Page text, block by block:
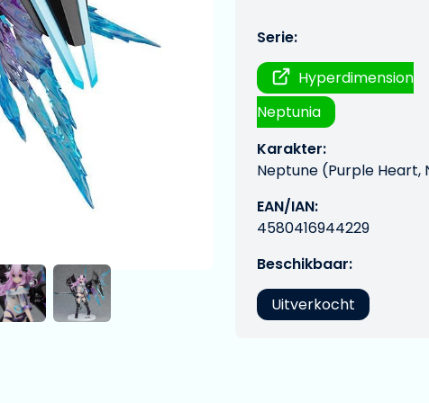
Serie:
Hyperdimension
Neptunia
Karakter:
Neptune (Purple Heart,
EAN/IAN:
4580416944229
Beschikbaar:
Uitverkocht